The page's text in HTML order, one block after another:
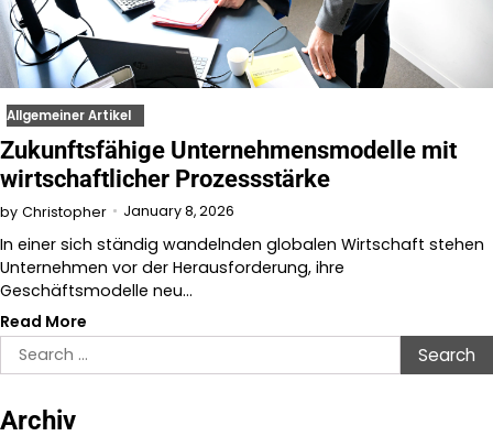
Allgemeiner Artikel
Zukunftsfähige Unternehmensmodelle mit
wirtschaftlicher Prozessstärke
by Christopher January 8, 2026
In einer sich ständig wandelnden globalen Wirtschaft stehen
Unternehmen vor der Herausforderung, ihre
Geschäftsmodelle neu…
Read More
Search
for:
Archiv